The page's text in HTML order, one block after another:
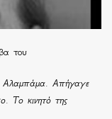
του
Αλαμπάμα. Απήγαγε
Το κινητό της